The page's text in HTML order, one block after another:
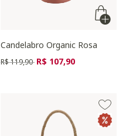
Candelabro Organic Rosa
Preço reduzido de
R$ 119,90 para
R$ 107,90